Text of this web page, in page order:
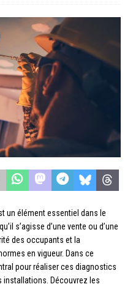
un élément essentiel dans le
s’agisse d’une vente ou d’une
des occupants et la
en vigueur. Dans ce
pour réaliser ces diagnostics
Découvrez les